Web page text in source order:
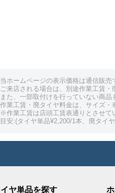
当ホームページの表示価格は通信販売
ご来店される場合は、別途作業工賃・
また、一部取付けを行っていない商
作業工賃・廃タイヤ料金は、サイズ・
業工賃は店頭工賃表通りとさせて
安:(タイヤ単品¥2,200/1本、廃タイ
ヤ単品を探す